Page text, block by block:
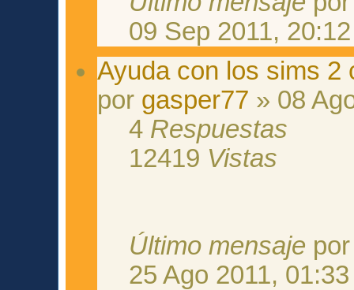
09 Sep 2011, 20:12
Ayuda con los sims 2
por gasper77 » 08
4 Respuestas
12419 Vistas
Último mensaje
25 Ago 2011, 01:33